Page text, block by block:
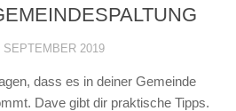
SEPTEMBER 2019
dass es in deiner Gemeinde
Dave gibt dir praktische Tipps.